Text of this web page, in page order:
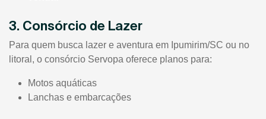
3. Consórcio de Lazer
Para quem busca lazer e aventura em Ipumirim/SC ou no
litoral, o consórcio Servopa oferece planos para:
Motos aquáticas
Lanchas e embarcações